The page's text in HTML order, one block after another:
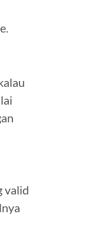
valid